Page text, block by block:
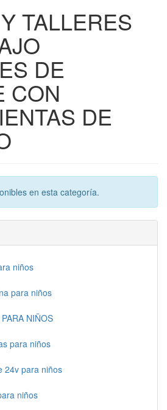
TALLERES
DE
CON
DE
en esta categoría.
niños
para niños
NIÑOS
para niños
24v para niños
niños